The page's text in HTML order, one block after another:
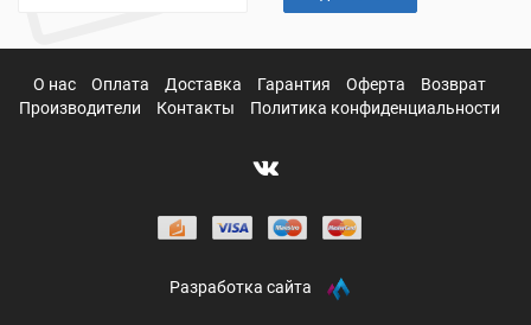
О нас Оплата Доставка Гарантия Оферта
Возврат
Производители
Контакты Политика конфиденциальности
Разработка сайта